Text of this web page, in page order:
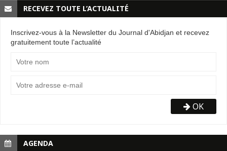
RECEVEZ TOUTE L’ACTUALITÉ
Inscrivez-vous à la Newsletter du Journal d'Abidjan et recevez
gratuitement toute l’actualité
OK
AGENDA